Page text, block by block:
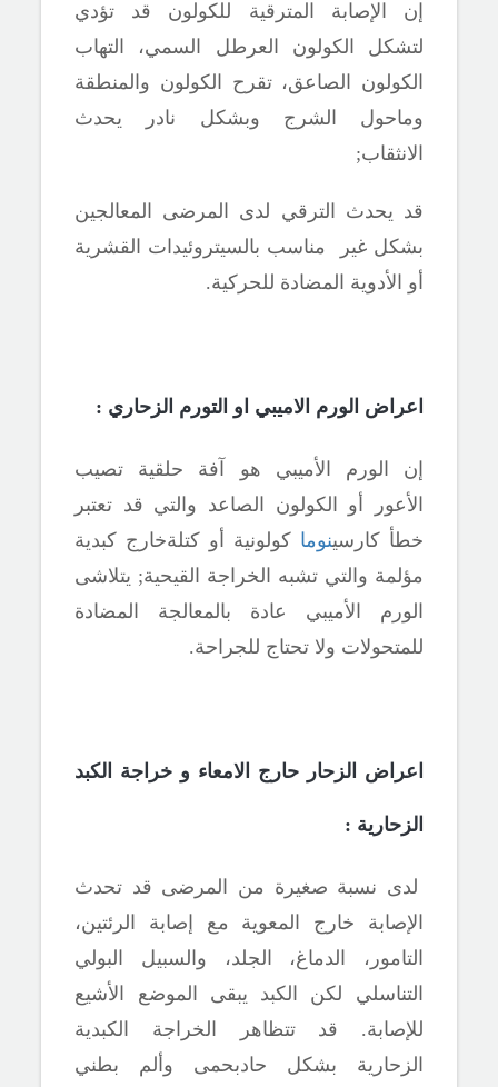
إن الإصابة المترقية للكولون قد تؤدي
لتشكل الكولون العرطل السمي، التهاب
الكولون الصاعق، تقرح الكولون والمنطقة
وماحول الشرج وبشكل نادر يحدث
الانثقاب;
قد يحدث الترقي لدى المرضى المعالجين
بشكل غير مناسب بالسيتروئيدات القشرية
أو الأدوية المضادة للحركية.
اعراض الورم الاميبي او التورم الزحاري :
إن الورم الأميبي هو آفة حلقية تصيب
الأعور أو الكولون الصاعد والتي قد تعتبر
خطأ كارسينوما كولونية أو كتلةخارج كبدية
مؤلمة والتي تشبه الخراجة القيحية; يتلاشى
الورم الأميبي عادة بالمعالجة المضادة
للمتحولات ولا تحتاج للجراحة.
اعراض الزحار حارج الامعاء و خراجة الكبد
الزحارية :
لدى نسبة صغيرة من المرضى قد تحدث
الإصابة خارج المعوية مع إصابة الرئتين،
التامور، الدماغ، الجلد، والسبيل البولي
التناسلي لكن الكبد يبقى الموضع الأشيع
للإصابة. قد تتظاهر الخراجة الكبدية
الزحارية بشكل حادبحمى وألم بطني